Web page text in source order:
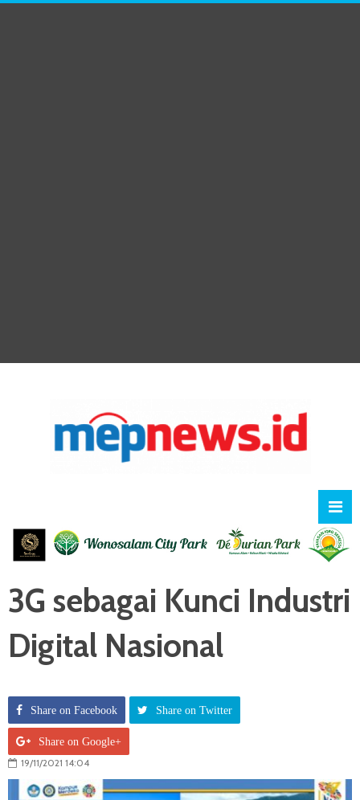
3G sebagai Kunci Industri
Digital Nasional
Share on Facebook Share on Twitter
Share on Google+
19/11/2021 14:04